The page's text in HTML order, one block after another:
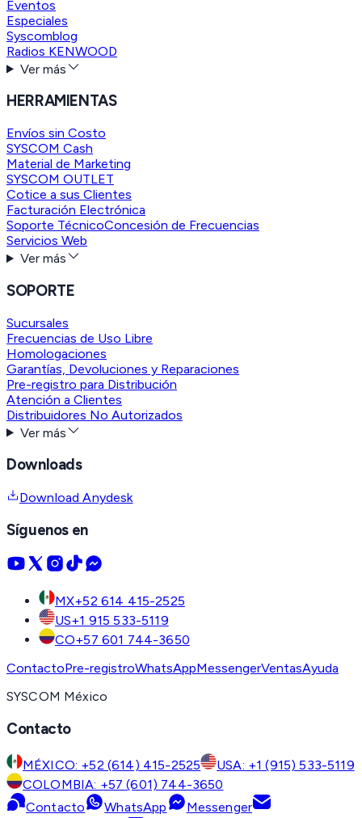
Eventos
Especiales
Syscomblog
Radios KENWOOD
Ver más
HERRAMIENTAS
Envíos sin Costo
SYSCOM Cash
Material de Marketing
SYSCOM OUTLET
Cotice a sus Clientes
Facturación Electrónica
Soporte TécnicoConcesión de Frecuencias
Servicios Web
Ver más
SOPORTE
Sucursales
Frecuencias de Uso Libre
Homologaciones
Garantías, Devoluciones y Reparaciones
Pre-registro para Distribución
Atención a Clientes
Distribuidores No Autorizados
Ver más
Downloads
Download Anydesk
Síguenos en
MX+52 614 415-2525
US+1 915 533-5119
CO+57 601 744-3650
ContactoPre-registroWhatsAppMessengerVentasAyuda
SYSCOM México
Contacto
MÉXICO: +52 (614) 415-2525
USA: +1 (915) 533-5119
COLOMBIA: +57 (601) 744-3650
Contacto
WhatsApp Messenger